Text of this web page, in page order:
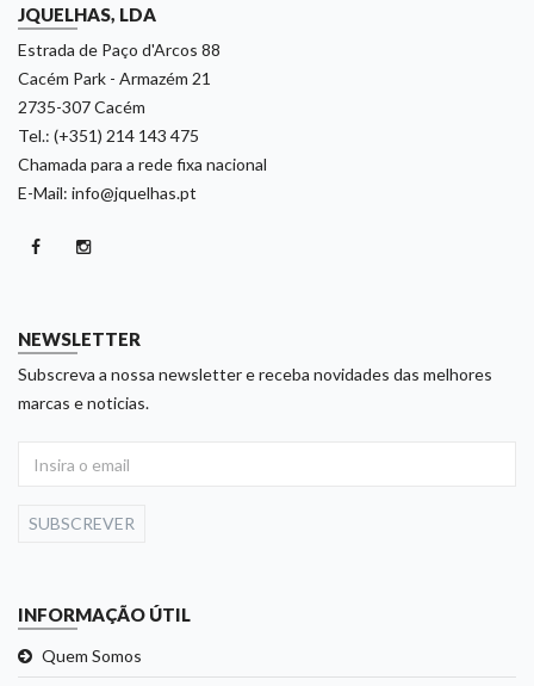
JQUELHAS, LDA
Estrada de Paço d'Arcos 88
Cacém Park - Armazém 21
2735-307 Cacém
Tel.: (+351) 214 143 475
Chamada para a rede fixa nacional
E-Mail: info@jquelhas.pt
NEWSLETTER
Subscreva a nossa newsletter e receba novidades das melhores
marcas e noticias.
SUBSCREVER
INFORMAÇÃO ÚTIL
Quem Somos